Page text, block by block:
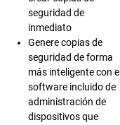
seguridad de
inmediato
Genere copias de
seguridad de forma
más inteligente con el
software incluido de
administración de
dispositivos que